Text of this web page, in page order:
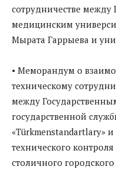
сотрудничестве между
медицинским
Мырата Гаррыева и
• Меморандум о
техническому
между
государственной
«Türkmenstandartlary»
технического
столичного